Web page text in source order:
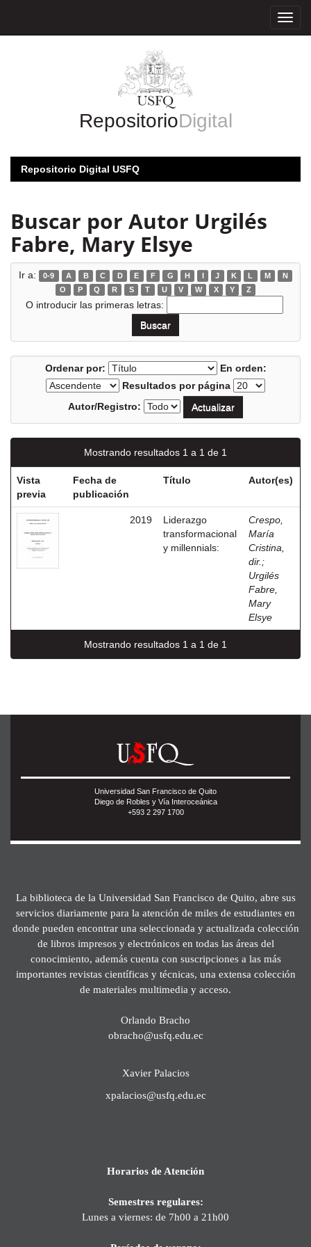
RepositorioDigital
Repositorio Digital USFQ
Buscar por Autor Urgilés
Fabre, Mary Elsye
Ir a: 0-9 A B C D E F G H I J K L M
N
O
P Q R S T U V W X Y Z
O introducir las primeras letras:
Ordenar por:
En orden:
Resultados por página
Autor/Registro:
Mostrando resultados 1 a 1 de 1
Vista
previa
Fecha de
publicación
Título Autor(es)
2019
Liderazgo
transformacional
y millennials:
Crespo,
María
Cristina,
dir. ;
Urgilés
Fabre,
Mary
Elsye
Mostrando resultados 1 a 1 de 1
Universidad San Francisco de Quito
Diego de Robles y Vía Interoceánica
+593 2 297 1700
La biblioteca de la Universidad San Francisco de Quito, abre sus
servicios diariamente para la atención de miles de estudiantes en
donde pueden encontrar una seleccionada y actualizada colección
de libros impresos y electrónicos en todas las áreas del
conocimiento, además cuenta con suscripciones a las más
importantes revistas científicas y técnicas, una extensa colección
de materiales multimedia y acceso.
Orlando Bracho
obracho@usfq.edu.ec
Xavier Palacios
xpalacios@usfq.edu.ec
Horarios de Atención
Semestres regulares:
Lunes a viernes: de 7h00 a 21h00